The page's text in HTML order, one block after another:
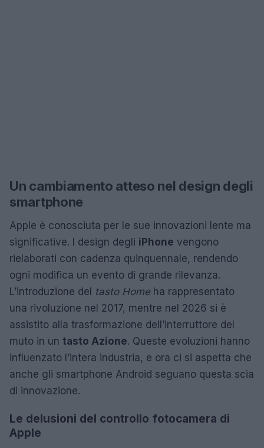
Un cambiamento atteso nel design degli
smartphone
Apple è conosciuta per le sue innovazioni lente ma
significative. I design degli iPhone vengono
rielaborati con cadenza quinquennale, rendendo
ogni modifica un evento di grande rilevanza.
L’introduzione del tasto Homeha rappresentato
una rivoluzione nel 2017, mentre nel 2026 si è
assistito alla trasformazione dell’interruttore del
muto in un tasto Azione. Queste evoluzioni hanno
influenzato l’intera industria, e ora ci si aspetta che
anche gli smartphone Android seguano questa scia
di innovazione.
Le delusioni del controllo fotocamera di
Apple